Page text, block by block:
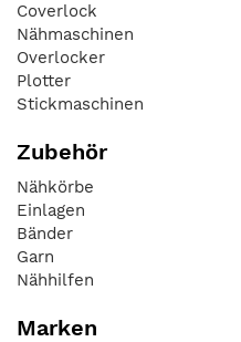
Coverlock
Nähmaschinen
Overlocker
Plotter
Stickmaschinen
Zubehör
Nähkörbe
Einlagen
Bänder
Garn
Nähhilfen
Marken